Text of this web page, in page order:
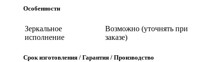
Особенности
Зеркальное
исполнение
Возможно (уточнять при
заказе)
Срок изготовления / Гарантия / Производство